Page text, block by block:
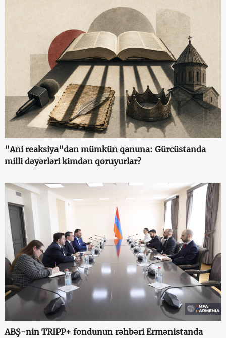
"Ani reaksiya"dan mümkün qanuna: Gürcüstanda
milli dəyərləri kimdən qoruyurlar?
ABŞ-nin TRIPP+ fondunun rəhbəri Ermənistanda